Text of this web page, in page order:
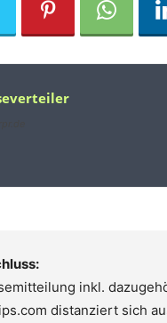
inkl.
distanziert sich